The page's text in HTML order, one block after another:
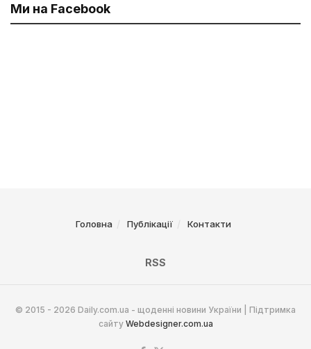
Ми на Facebook
Головна Публікації Контакти
RSS
© 2015 - 2026 Daily.com.ua - щоденні новини України | Підтримка
сайту Webdesigner.com.ua